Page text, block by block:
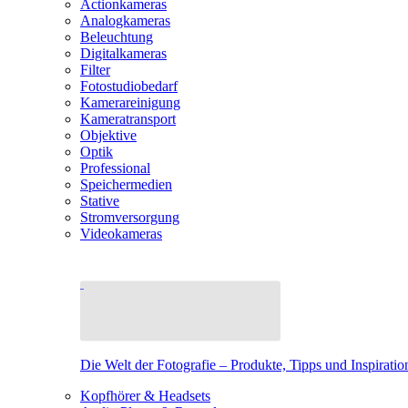
Actionkameras
Analogkameras
Beleuchtung
Digitalkameras
Filter
Fotostudiobedarf
Kamerareinigung
Kameratransport
Objektive
Optik
Professional
Speichermedien
Stative
Stromversorgung
Videokameras
Die Welt der Fotografie – Produkte, Tipps und
Kopfhörer & Headsets